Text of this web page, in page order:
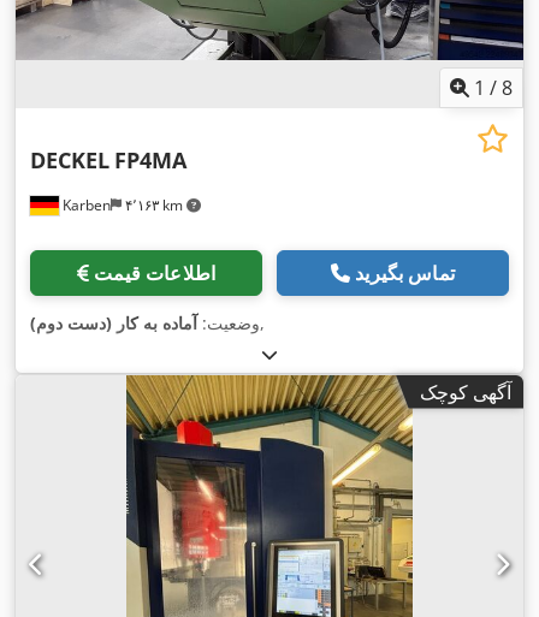
1 /8
Karben ۴٬۱۶۳ km
DECKEL FP4MA
اطلاعات قیمت تماس بگیرید
وضعیت:آماده به کار (دست دوم) ,
آگهی کوچک